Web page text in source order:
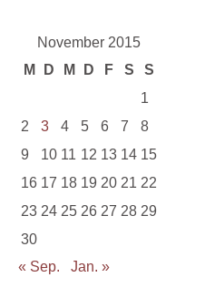
November 2015
M
D M D F S
S
1
2
3 4 5 6 7
8
9
10 11 12 13 14 15
16 17 18 19 20 21 22
23 24 25 26 27 28 29
30
« Sep.
Jan. »